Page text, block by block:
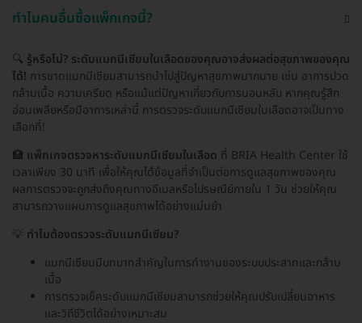
ทำไมคนอื่นซื้อแพ็กเกจนี้?
🔍 รู้หรือไม่? ระดับแมกนีเซียมในเลือดของคุณอาจส่งผลต่อสุขภาพของคุณ
ได้! การขาดแมกนีเซียมสามารถนำไปสู่ปัญหาสุขภาพมากมาย เช่น อาการปวด
กล้ามเนื้อ ความเครียด หรือแม้แต่ปัญหาเกี่ยวกับการนอนหลับ หากคุณรู้สึก
อ่อนเพลียหรือมีอาการเหล่านี้ การตรวจระดับแมกนีเซียมในเลือดอาจเป็นทาง
เลือกที่!
🏥 แพ็กเกจตรวจหาระดับแมกนีเซียมในเลือด ที่ BRIA Health Center ใช้
เวลาเพียง 30 นาที เพื่อให้คุณได้ข้อมูลที่จำเป็นต่อการดูแลสุขภาพของคุณ
ผลการตรวจจะถูกส่งถึงคุณทางอีเมลหรือไปรษณีย์ภายใน 1 วัน ช่วยให้คุณ
สามารถวางแผนการดูแลสุขภาพได้อย่างแม่นยำ
💡 ทำไมต้องตรวจระดับแมกนีเซียม?
แมกนีเซียมมีบทบาทสำคัญในการทำงานของระบบประสาทและกล้าม
เนื้อ
การตรวจเช็คระดับแมกนีเซียมสามารถช่วยให้คุณปรับเปลี่ยนอาหาร
และวิถีชีวิตได้อย่างเหมาะสม